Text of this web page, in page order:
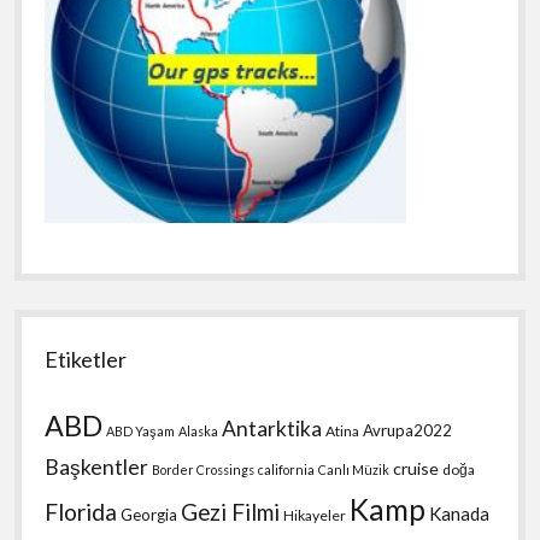
Etiketler
ABD ABD Yaşam Alaska Antarktika Atina Avrupa2022
Başkentler Border Crossings california Canlı Müzik cruise doğa
Florida Georgia Gezi Filmi Hikayeler Kamp Kanada